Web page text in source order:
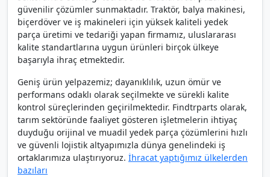
güvenilir çözümler sunmaktadır. Traktör, balya makinesi,
biçerdöver ve iş makineleri için yüksek kaliteli yedek
parça üretimi ve tedariği yapan firmamız, uluslararası
kalite standartlarına uygun ürünleri birçok ülkeye
başarıyla ihraç etmektedir.
Geniş ürün yelpazemiz; dayanıklılık, uzun ömür ve
performans odaklı olarak seçilmekte ve sürekli kalite
kontrol süreçlerinden geçirilmektedir. Findtrparts olarak,
tarım sektöründe faaliyet gösteren işletmelerin ihtiyaç
duyduğu orijinal ve muadil yedek parça çözümlerini hızlı
ve güvenli lojistik altyapımızla dünya genelindeki iş
ortaklarımıza ulaştırıyoruz. İhracat yaptığımız ülkelerden
bazıları